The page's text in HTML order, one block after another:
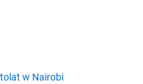
w Nairobi